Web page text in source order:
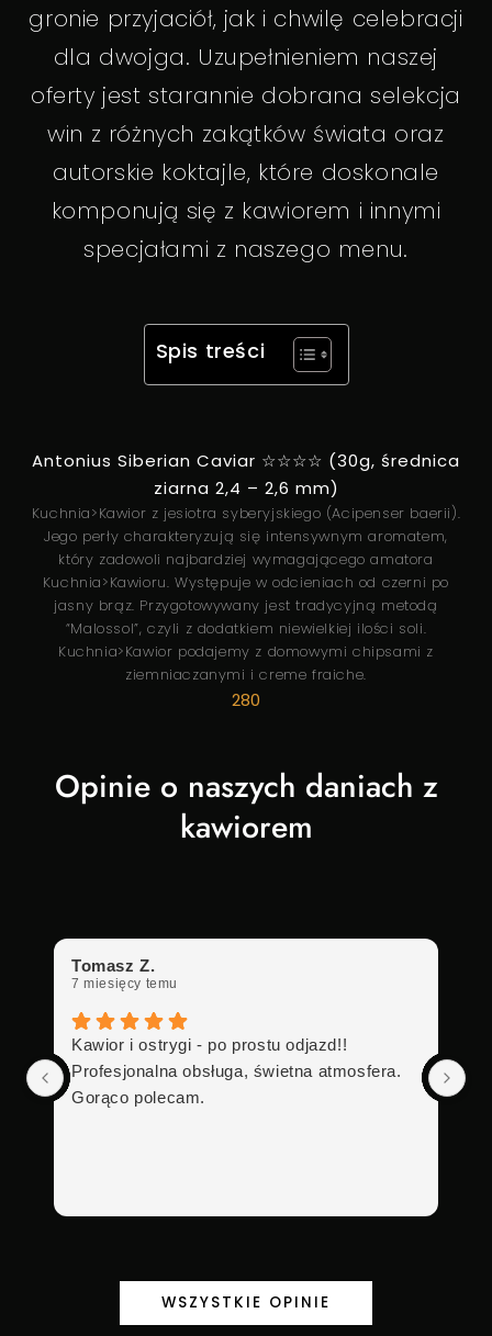
gronie przyjaciół, jak i chwilę celebracji
dla dwojga. Uzupełnieniem naszej
oferty jest starannie dobrana selekcja
win z różnych zakątków świata oraz
autorskie koktajle, które doskonale
komponują się z kawiorem i innymi
specjałami z naszego menu.
Spis treści
Antonius Siberian Caviar ☆☆☆☆ (30g, średnica
ziarna 2,4 – 2,6 mm)
Kuchnia>Kawior z jesiotra syberyjskiego (Acipenser baerii).
Jego perły charakteryzują się intensywnym aromatem,
który zadowoli najbardziej wymagającego amatora
Kuchnia>Kawioru. Występuje w odcieniach od czerni po
jasny brąz. Przygotowywany jest tradycyjną metodą
“Malossol”, czyli z dodatkiem niewielkiej ilości soli.
Kuchnia>Kawior podajemy z domowymi chipsami z
ziemniaczanymi i creme fraiche.
280
Opinie o naszych daniach z
kawiorem
Tomasz Z.
7 miesięcy temu
Kawior i ostrygi - po prostu odjazd!!
Profesjonalna obsługa, świetna atmosfera.
Gorąco polecam.
WSZYSTKIE OPINIE